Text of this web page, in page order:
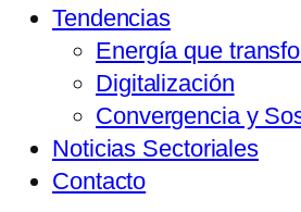
Tendencias
Energía que
Digitalización
Convergencia y
Noticias Sectoriales
Contacto